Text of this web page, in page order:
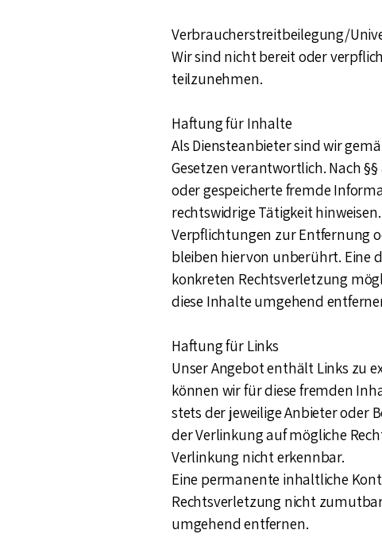
Verbraucherstreitbeilegung/
Wir sind nicht bereit oder
teilzunehmen.
Haftung für Inhalte
Als Diensteanbieter sind wir
Gesetzen verantwortlich. Nach
oder gespeicherte fremde
rechtswidrige Tätigkeit hinweisen.
Verpflichtungen zur Entfernung
bleiben hiervon unberührt. Eine
konkreten Rechtsverletzung
diese Inhalte umgehend
Haftung für Links
Unser Angebot enthält Links zu
können wir für diese fremden
stets der jeweilige Anbieter oder
der Verlinkung auf mögliche
Verlinkung nicht erkennbar.
Eine permanente inhaltliche
Rechtsverletzung nicht
umgehend entfernen.